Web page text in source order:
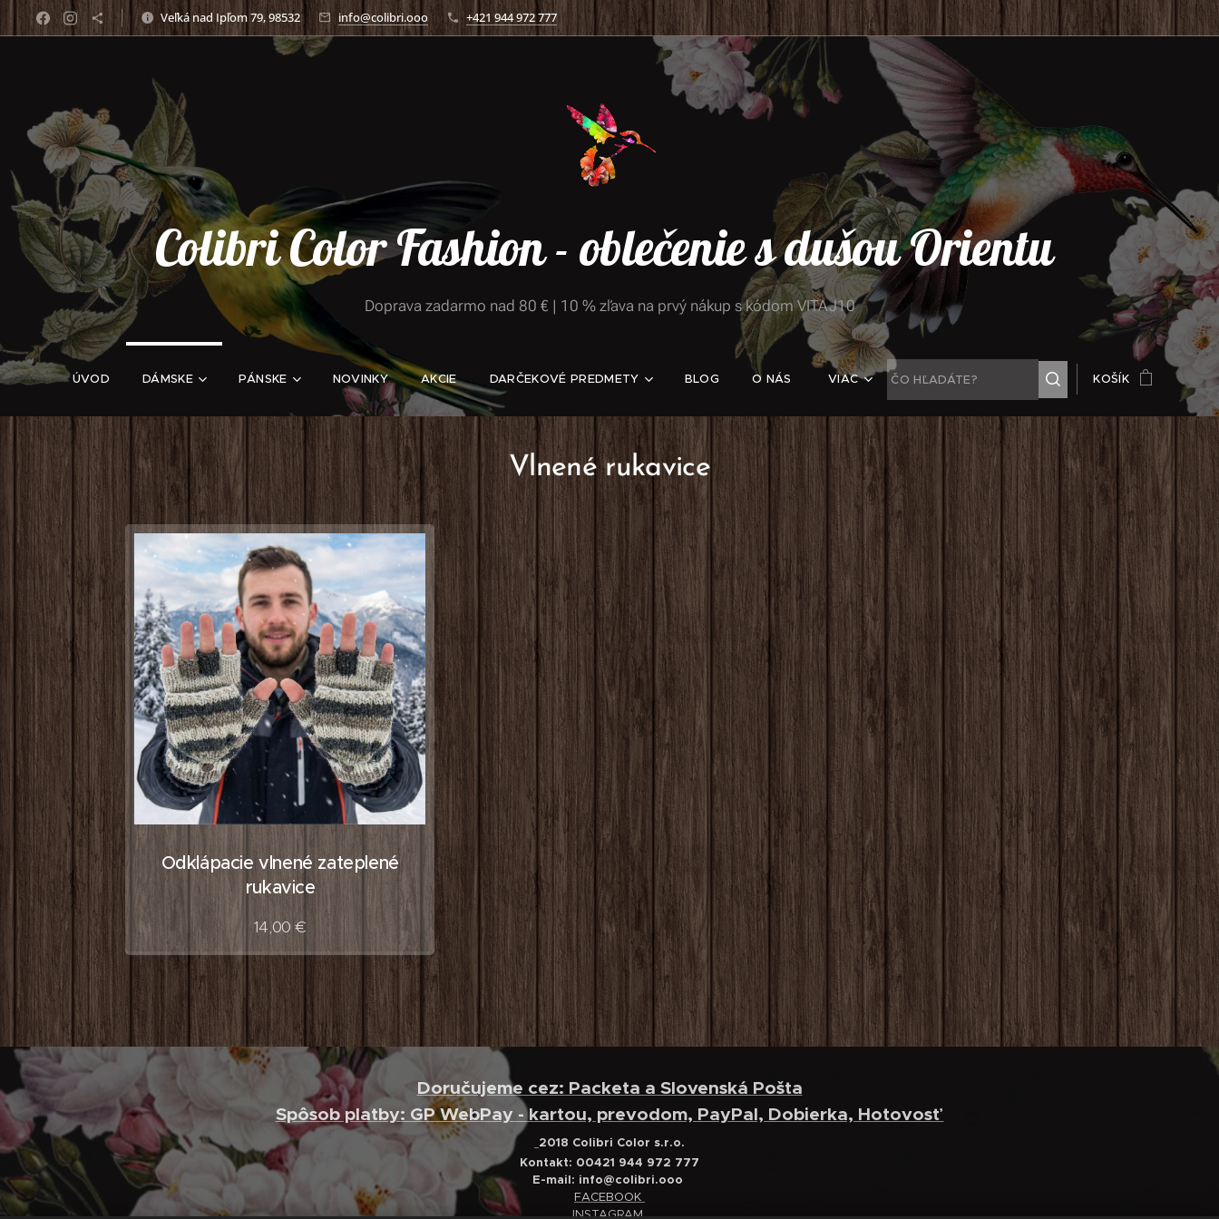
Veľká nad Ipľom 79, 98532 info@colibri.ooo +421 944 972 777
Colibri Color Fashion - oblečenie s dušou Orientu
Doprava zadarmo nad 80 € | 10 % zľava na prvý nákup s kódom VITAJ10
ÚVOD DÁMSKE PÁNSKE NOVINKY AKCIE DARČEKOVÉ PREDMETY BLOG O NÁS VIAC KOŠÍK
Vlnené rukavice
Odklápacie vlnené zateplené
rukavice
14,00 €
Doručujeme cez: Packeta a Slovenská Pošta
Spôsob platby: GP WebPay - kartou, prevodom, PayPal, Dobierka, Hotovosť
2018 Colibri Color s.r.o.
Kontakt: 00421 944 972 777
E-mail: info@colibri.ooo
FACEBOOK
INSTAGRAM